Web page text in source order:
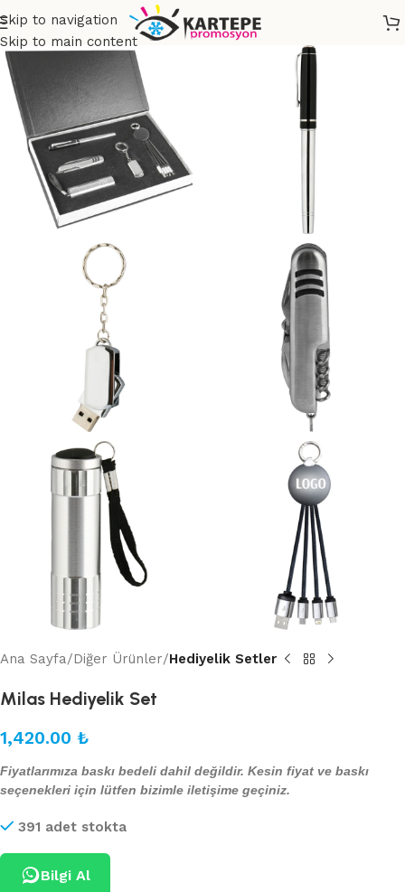
Skip to navigation
Skip to main content
Ana Sayfa Diğer Ürünler Hediyelik Setler
Milas Hediyelik Set
1,420.00 ₺
Fiyatlarımıza baskı bedeli dahil değildir. Kesin fiyat ve baskı
seçenekleri için lütfen bizimle iletişime geçiniz.
391 adet stokta
Bilgi Al